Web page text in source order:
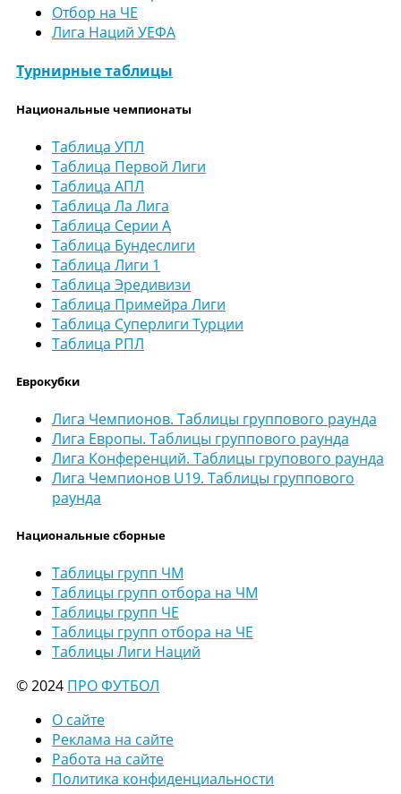
Отбор на ЧЕ
Лига Наций УЕФА
Турнирные таблицы
Национальные чемпионаты
Таблица УПЛ
Таблица Первой Лиги
Таблица АПЛ
Таблица Ла Лига
Таблица Серии А
Таблица Бундеслиги
Таблица Лиги 1
Таблица Эредивизи
Таблица Примейра Лиги
Таблица Суперлиги Турции
Таблица РПЛ
Еврокубки
Лига Чемпионов. Таблицы группового раунда
Лига Европы. Таблицы группового раунда
Лига Конференций. Таблицы групового раунда
Лига Чемпионов U19. Таблицы группового
раунда
Национальные сборные
Таблицы групп ЧМ
Таблицы групп отбора на ЧМ
Таблицы групп ЧЕ
Таблицы групп отбора на ЧЕ
Таблицы Лиги Наций
© 2024 ПРО ФУТБОЛ
О сайте
Реклама на сайте
Работа на сайте
Политика конфиденциальности